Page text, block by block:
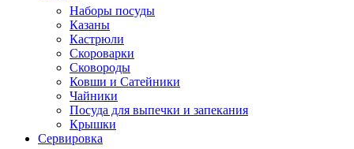
Наборы посуды
Казаны
Кастрюли
Скороварки
Сковороды
Ковши и Сатейники
Чайники
Посуда для выпечки и запекания
Крышки
Сервировка